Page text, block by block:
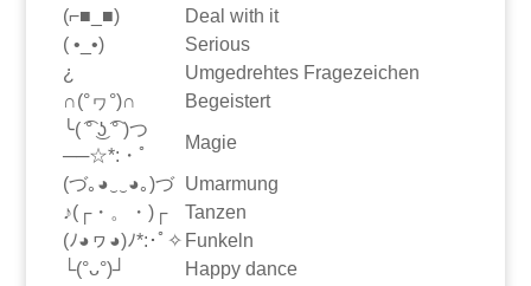
(⌐■_■)
Deal with it
( •_•)
Serious
¿
Umgedrehtes Fragezeichen
∩(°ヮ°)∩
Begeistert
╰( ͡° ͜ʖ ͡° )つ
──☆*:・ﾟ
Magie
(づ｡◕‿‿◕｡)づ Umarmung
♪(┌・。・)┌
Tanzen
(ﾉ◕ヮ◕)ﾉ*:･ﾟ✧ Funkeln
└(°ᴗ°)┘
Happy dance